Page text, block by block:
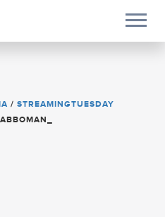
/ STREAMINGTUESDAY